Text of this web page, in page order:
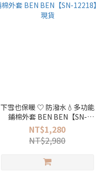
下雪也保暖 ♡ 防潑水💧多功能
鋪棉外套 BEN BEN【SN-
12218】現貨
NT$1,280
NT$2,980